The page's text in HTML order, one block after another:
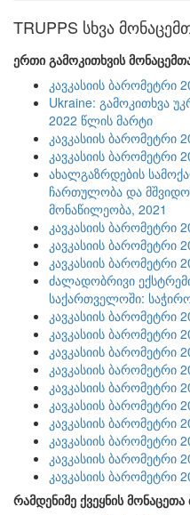
TRUPPS სხვა
ერთი გამოკითხვის
კავკასიის ბარომეტრი
Ukraine: გამოკითხვა
2022 წლის მარტი
კავკასიის ბარომეტრი
კავკასიის ბარომეტრი
ახალგაზრდების
ჩართულობა და
მონაწილეობა, 2021
კავკასიის ბარომეტრი
კავკასიის ბარომეტრი
კავკასიის ბარომეტრი
ძალადობრივი
საქართველოში:
კავკასიის ბარომეტრი
კავკასიის ბარომეტრი
კავკასიის ბარომეტრი
კავკასიის ბარომეტრი
კავკასიის ბარომეტრი
კავკასიის ბარომეტრი
კავკასიის ბარომეტრი
კავკასიის ბარომეტრი
კავკასიის ბარომეტრი
კავკასიის ბარომეტრი
რამდენიმე ქვეყნის მონაცეთა